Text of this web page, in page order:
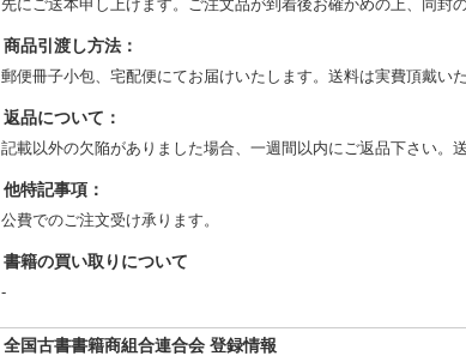
先にご送本申し上げます。ご注文品が到着後お確かめの上、同封
商品引渡し方法：
郵便冊子小包、宅配便にてお届けいたします。送料は実費頂戴いた
返品について：
記載以外の欠陥がありました場合、一週間以内にご返品下さい。
他特記事項：
公費でのご注文受け承ります。
書籍の買い取りについて
-
全国古書書籍商組合連合会 登録情報